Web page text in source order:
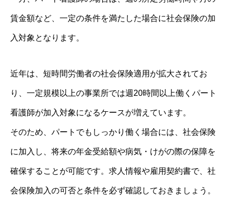
賃金額など、一定の条件を満たした場合に社会保険の加
入対象となります。
近年は、短時間労働者の社会保険適用が拡大されてお
り、一定規模以上の事業所では週20時間以上働くパート
看護師が加入対象になるケースが増えています。
そのため、パートでもしっかり働く場合には、社会保険
に加入し、将来の年金受給額や病気・けがの際の保障を
確保することが可能です。求人情報や雇用契約書で、社
会保険加入の可否と条件を必ず確認しておきましょう。